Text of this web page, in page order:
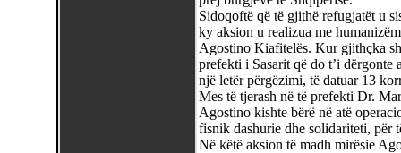
Sidoqoftë që të gjithë refugjatët u
ky aksion u realizua me
Agostino Kiafitelës. Kur gjithçka
prefekti i Sasarit që do t’i dërgonte
një letër përgëzimi, të datuar 13
Mes të tjerash në të prefekti Dr.
Agostino kishte bërë në atë
fisnik dashurie dhe solidariteti, për
Në këtë aksion të madh mirësie